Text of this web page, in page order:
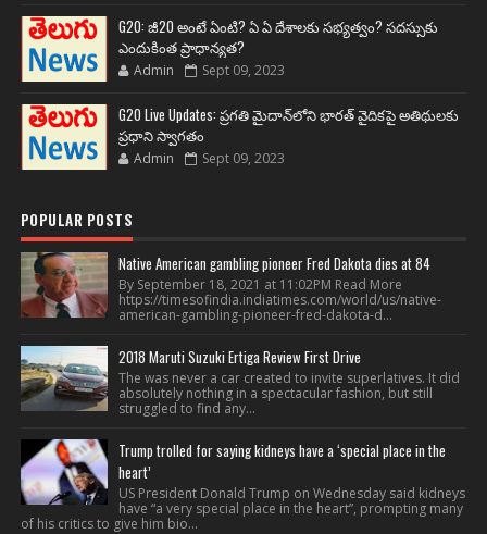
G20: జీ20 అంటే ఏంటి? ఏ ఏ దేశాలకు సభ్యత్వం? సదస్సుకు
ఎందుకింత ప్రాధాన్యత?
Admin Sept 09, 2023
G20 Live Updates: ప్రగతి మైదాన్‌లోని భారత్ వైదికపై అతిథులకు
ప్రధాని స్వాగతం
Admin Sept 09, 2023
POPULAR POSTS
Native American gambling pioneer Fred Dakota dies at 84
By September 18, 2021 at 11:02PM Read More
https://timesofindia.indiatimes.com/world/us/native-
american-gambling-pioneer-fred-dakota-d...
2018 Maruti Suzuki Ertiga Review First Drive
The was never a car created to invite superlatives. It did
absolutely nothing in a spectacular fashion, but still
struggled to find any...
Trump trolled for saying kidneys have a ‘special place in the
heart’
US President Donald Trump on Wednesday said kidneys
have “a very special place in the heart”, prompting many
of his critics to give him bio...